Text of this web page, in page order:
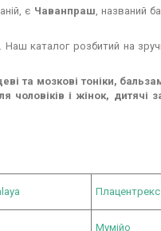
є Чаванпраш , названий
Наш каталог розбитий на
та мозкові тоніки,
чоловіків і жінок, дитячі
Плацентрекс
Мумійо